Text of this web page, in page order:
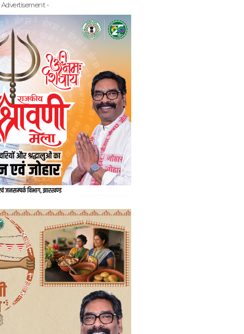
Advertisement -